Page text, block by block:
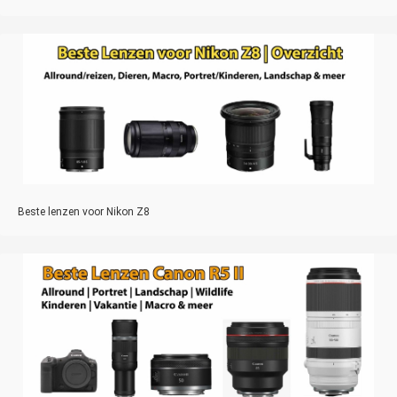
Beste lenzen voor Nikon Z8